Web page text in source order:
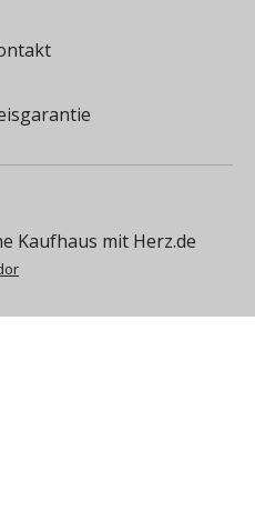
Kaufhaus mit Herz.de